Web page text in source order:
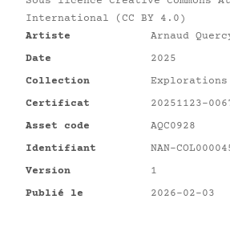
International (CC BY 4.0)
Artiste
Arnaud
Date
2025
Collection
Explorations
Certificat
20251123-
Asset code
AQC0928
Identifiant
NAN-
Version
1
Publié le
2026-02-03